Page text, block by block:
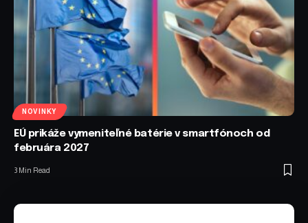
NOVINKY
EÚ prikáže vymeniteľné batérie v smartfónoch od
februára 2027
3 Min Read